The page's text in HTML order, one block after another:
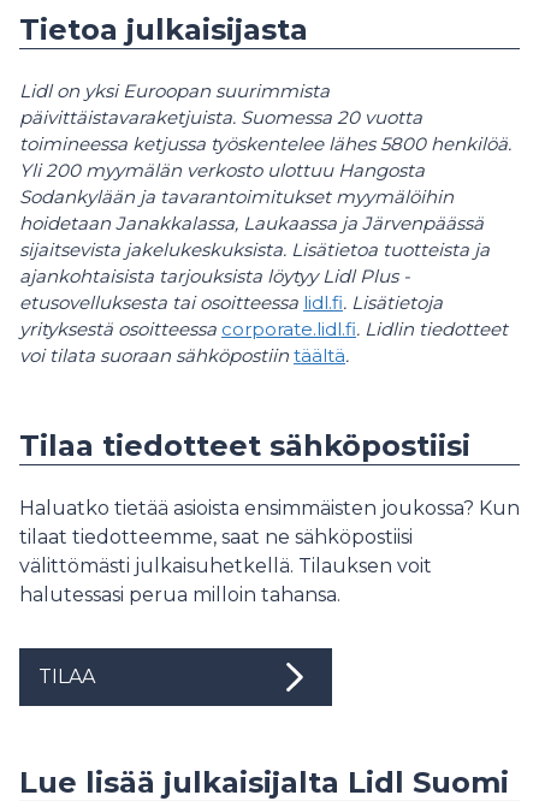
Tietoa julkaisijasta
Lidl on yksi Euroopan suurimmista
päivittäistavaraketjuista. Suomessa 20 vuotta
toimineessa ketjussa työskentelee lähes 5800 henkilöä.
Yli 200 myymälän verkosto ulottuu Hangosta
Sodankylään ja tavarantoimitukset myymälöihin
hoidetaan Janakkalassa, Laukaassa ja Järvenpäässä
sijaitsevista jakelukeskuksista. Lisätietoa tuotteista ja
ajankohtaisista tarjouksista löytyy Lidl Plus -
etusovelluksesta tai osoitteessa lidl.fi. Lisätietoja
yrityksestä osoitteessa corporate.lidl.fi. Lidlin tiedotteet
voi tilata suoraan sähköpostiin täältä.
Tilaa tiedotteet sähköpostiisi
Haluatko tietää asioista ensimmäisten joukossa? Kun
tilaat tiedotteemme, saat ne sähköpostiisi
välittömästi julkaisuhetkellä. Tilauksen voit
halutessasi perua milloin tahansa.
TILAA
Lue lisää julkaisijalta Lidl Suomi